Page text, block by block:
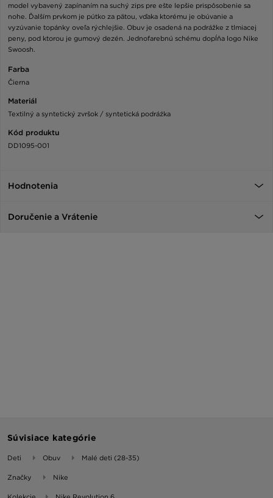
model vybavený zapínaním na suchý zips pre ešte lepšie prispôsobenie sa
nohe. Ďalším prvkom je pútko za pätou, vďaka ktorému je obúvanie a
vyzúvanie topánky oveľa rýchlejšie. Obuv je osadená na podrážke z tlmiacej
peny, pod ktorou je gumový dezén. Jednofarebnú schému dopĺňa logo Nike
Swoosh.
Farba
Čierna
Materiál
Textilný a syntetický zvršok / syntetická podráźka
Kód produktu
DD1095-001
Hodnotenia
Doručenie a Vrátenie
Súvisiace kategórie
Deti Obuv Malé deti (28-35)
Značky Nike